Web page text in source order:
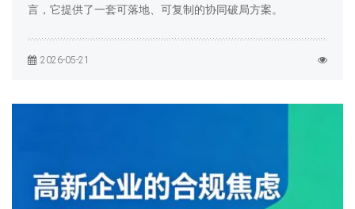
言，它提供了一套可落地、可复制的协同破局方案。
2026-05-21